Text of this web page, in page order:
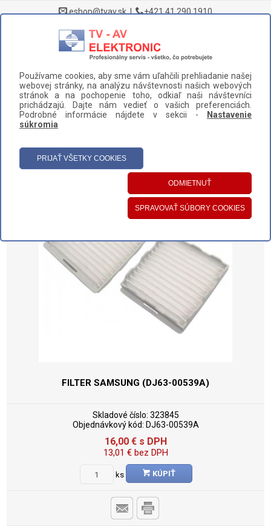
eshop@tvav.sk| +421 41 290 1910
DOMOV > NÁHRADNÉ DIELY A PRÍSLUŠENSTVO > VYSÁVAČE >
FILTRE A SADY FILTROV > FILTER SAMSUNG (DJ63-00539A)
UŽÍVATEĽSKÝ PANEL
KATEGÓRIE
FILTER SAMSUNG (DJ63-00539A)
Skladové číslo: 323845
Objednávkový kód: DJ63-00539A
16,00 €s DPH
13,01 €bez DPH
ks KÚPIŤ
Používame cookies, aby sme vám uľahčili prehliadanie našej
webovej stránky, na analýzu návštevnosti našich webových
stránok a na pochopenie toho, odkiaľ naši návštevníci
prichádzajú. Dajte nám vedieť o vašich preferenciách.
Podrobné informácie nájdete v sekcii -
Nastavenie
súkromia